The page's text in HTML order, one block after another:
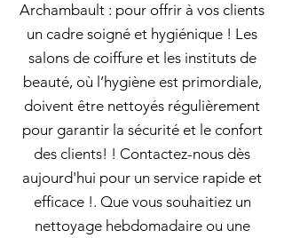
Archambault : pour offrir à vos clients
un cadre soigné et hygiénique ! Les
salons de coiffure et les instituts de
beauté, où l’hygiène est primordiale,
doivent être nettoyés régulièrement
pour garantir la sécurité et le confort
des clients! ! Contactez-nous dès
aujourd'hui pour un service rapide et
efficace !. Que vous souhaitiez un
nettoyage hebdomadaire ou une